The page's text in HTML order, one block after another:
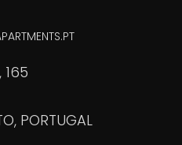
165
PORTUGAL